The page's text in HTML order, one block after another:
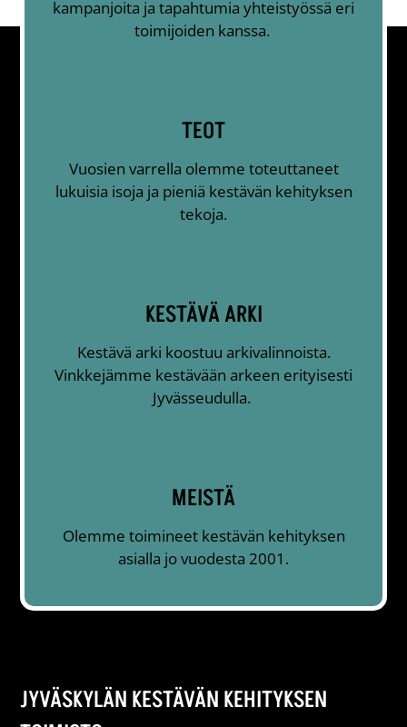
kampanjoita ja tapahtumia yhteistyössä eri
toimijoiden kanssa.
TEOT
Vuosien varrella olemme toteuttaneet
lukuisia isoja ja pieniä kestävän kehityksen
tekoja.
KESTÄVÄ ARKI
Kestävä arki koostuu arkivalinnoista.
Vinkkejämme kestävään arkeen erityisesti
Jyvässeudulla.
MEISTÄ
Olemme toimineet kestävän kehityksen
asialla jo vuodesta 2001.
JYVÄSKYLÄN KESTÄVÄN KEHITYKSEN